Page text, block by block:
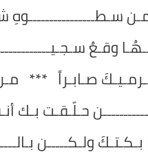
وقـعُ
بـرمـيـكَ صـابـراً
حـلّـقـت
بـكـتـكَ ولـكـــــن